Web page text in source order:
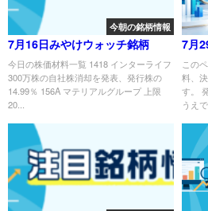
今朝の銘柄情報
7月16日みやけウォッチ銘柄
今日の株価材料一覧 1418 インターライフ
300万株の自社株消却を発表、発行株の
14.99％ 156A マテリアルグループ 上限
20...
7月
この
料、
す。
うえ